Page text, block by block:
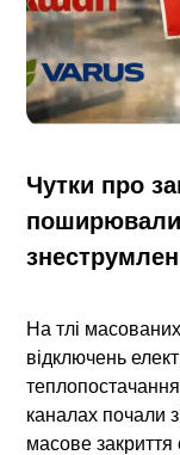
Чутки про
На тлі
відключень
каналах почали
масове закриття